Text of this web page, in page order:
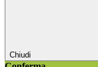
Chiudi